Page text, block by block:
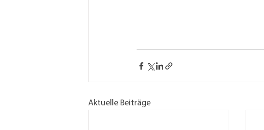
Aktuelle Beiträge